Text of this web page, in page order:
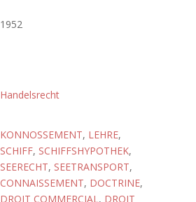
1952
Handelsrecht
KONNOSSEMENT, LEHRE,
SCHIFF, SCHIFFSHYPOTHEK,
SEERECHT, SEETRANSPORT,
CONNAISSEMENT, DOCTRINE,
DROIT COMMERCIAL, DROIT